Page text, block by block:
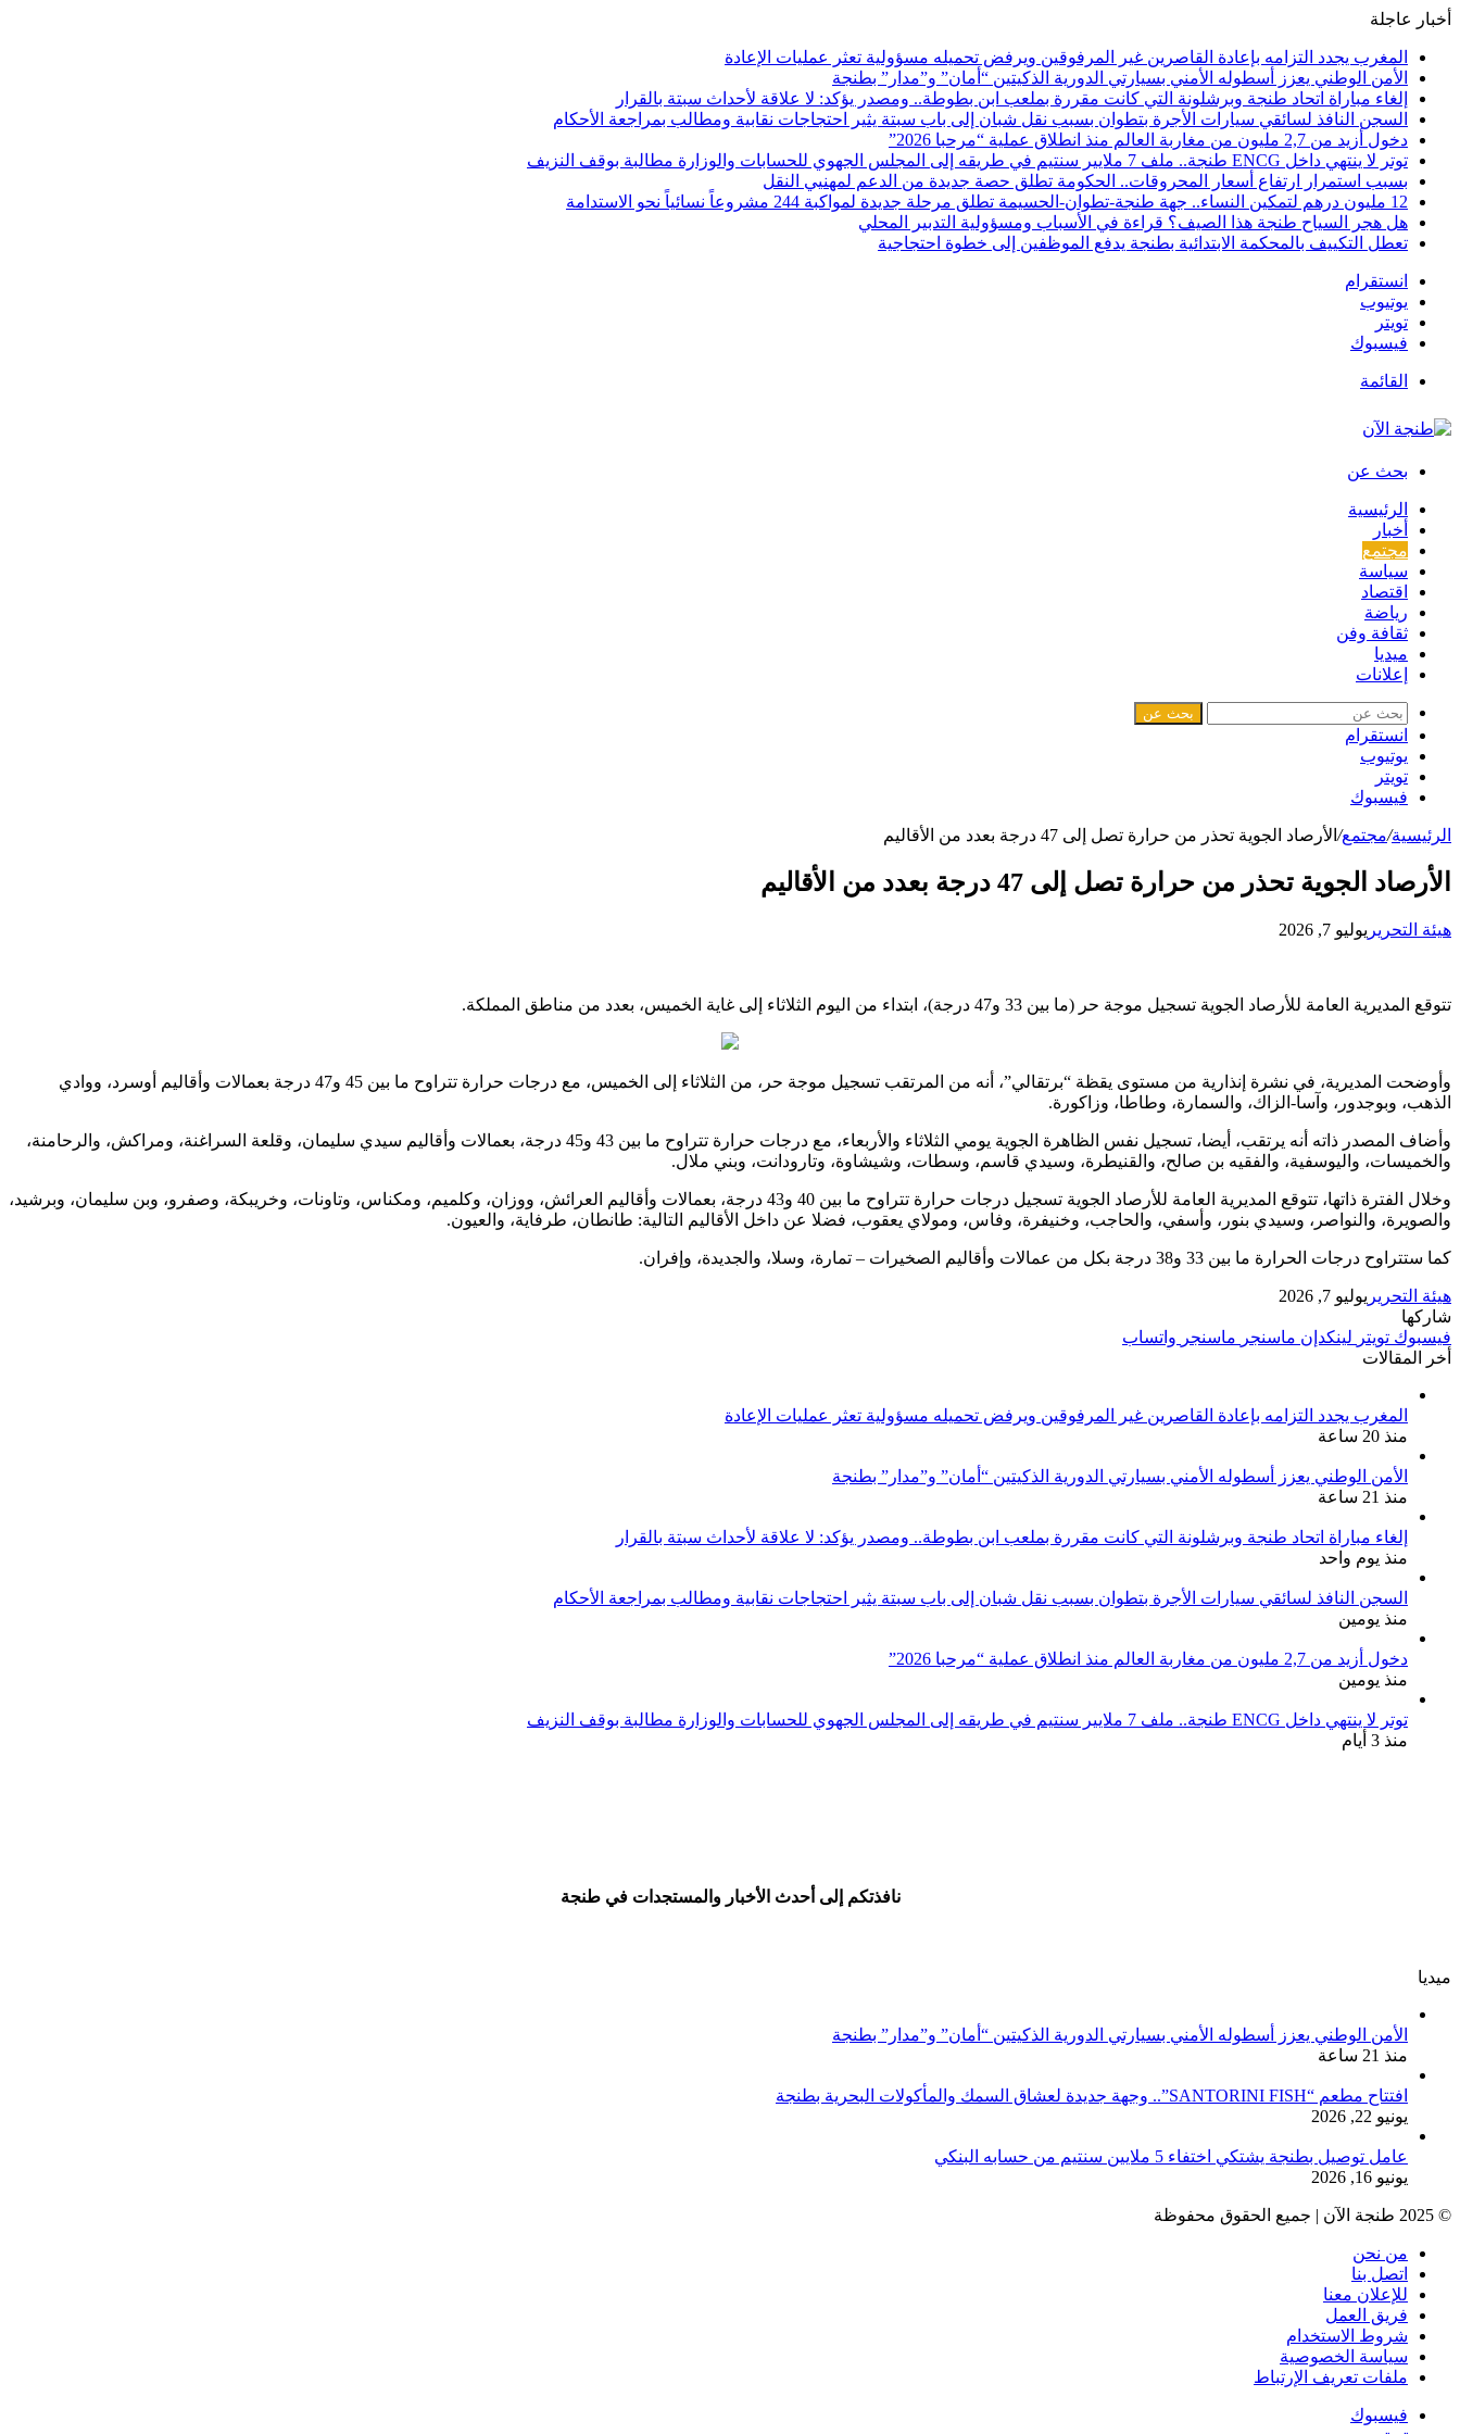
أخبار عاجلة
المغرب يجدد التزامه بإعادة القاصرين غير المرفوقين ويرفض تحميله مسؤولية تعثر عمليات الإعادة
الأمن الوطني يعزز أسطوله الأمني بسيارتي الدورية الذكيتين “أمان” و”مدار” بطنجة
إلغاء مباراة اتحاد طنجة وبرشلونة التي كانت مقررة بملعب ابن بطوطة.. ومصدر يؤكد: لا علاقة لأحداث سبتة بالقرار
السجن النافذ لسائقي سيارات الأجرة بتطوان بسبب نقل شبان إلى باب سبتة يثير احتجاجات نقابية ومطالب بمراجعة الأحكام
دخول أزيد من 2,7 مليون من مغاربة العالم منذ انطلاق عملية “مرحبا 2026”
توتر لا ينتهي داخل ENCG طنجة.. ملف 7 ملايير سنتيم في طريقه إلى المجلس الجهوي للحسابات والوزارة مطالبة بوقف النزيف
بسبب استمرار ارتفاع أسعار المحروقات.. الحكومة تطلق حصة جديدة من الدعم لمهنيي النقل
12 مليون درهم لتمكين النساء.. جهة طنجة-تطوان-الحسيمة تطلق مرحلة جديدة لمواكبة 244 مشروعاً نسائياً نحو الاستدامة
هل هجر السياح طنجة هذا الصيف؟ قراءة في الأسباب ومسؤولية التدبير المحلي
تعطل التكييف بالمحكمة الابتدائية بطنجة يدفع الموظفين إلى خطوة احتجاجية
انستقرام
يوتيوب
تويتر
فيسبوك
القائمة
بحث عن
الرئيسية
أخبار
مجتمع
سياسة
اقتصاد
رياضة
ثقافة وفن
ميديا
إعلانات
بحث عن
انستقرام
يوتيوب
تويتر
فيسبوك
الرئيسية/مجتمع/ الأرصاد الجوية تحذر من حرارة تصل إلى 47 درجة بعدد من الأقاليم
الأرصاد الجوية تحذر من حرارة تصل إلى 47 درجة بعدد من الأقاليم
هيئة التحرير يوليو 7, 2026
تتوقع المديرية العامة للأرصاد الجوية تسجيل موجة حر (ما بين 33 و47 درجة)، ابتداء من اليوم الثلاثاء إلى غاية الخميس، بعدد من مناطق المملكة.
وأوضحت المديرية، في نشرة إنذارية من مستوى يقظة “برتقالي”، أنه من المرتقب تسجيل موجة حر، من الثلاثاء إلى الخميس، مع درجات حرارة تتراوح ما بين 45 و47 درجة بعمالات وأقاليم أوسرد، ووادي
الذهب، وبوجدور، وآسا-الزاك، والسمارة، وطاطا، وزاكورة.
وأضاف المصدر ذاته أنه يرتقب، أيضا، تسجيل نفس الظاهرة الجوية يومي الثلاثاء والأربعاء، مع درجات حرارة تتراوح ما بين 43 و45 درجة، بعمالات وأقاليم سيدي سليمان، وقلعة السراغنة، ومراكش، والرحامنة،
والخميسات، واليوسفية، والفقيه بن صالح، والقنيطرة، وسيدي قاسم، وسطات، وشيشاوة، وتارودانت، وبني ملال.
وخلال الفترة ذاتها، تتوقع المديرية العامة للأرصاد الجوية تسجيل درجات حرارة تتراوح ما بين 40 و43 درجة، بعمالات وأقاليم العرائش، ووزان، وكلميم، ومكناس، وتاونات، وخريبكة، وصفرو، وبن سليمان، وبرشيد،
والصويرة، والنواصر، وسيدي بنور، وأسفي، والحاجب، وخنيفرة، وفاس، ومولاي يعقوب، فضلا عن داخل الأقاليم التالية: طانطان، طرفاية، والعيون.
كما ستتراوح درجات الحرارة ما بين 33 و38 درجة بكل من عمالات وأقاليم الصخيرات – تمارة، وسلا، والجديدة، وإفران.
هيئة التحرير يوليو 7, 2026
شاركها
فيسبوك تويتر لينكدإن ماسنجر ماسنجر واتساب
أخر المقالات
المغرب يجدد التزامه بإعادة القاصرين غير المرفوقين ويرفض تحميله مسؤولية تعثر عمليات الإعادة
منذ 20 ساعة
الأمن الوطني يعزز أسطوله الأمني بسيارتي الدورية الذكيتين “أمان” و”مدار” بطنجة
منذ 21 ساعة
إلغاء مباراة اتحاد طنجة وبرشلونة التي كانت مقررة بملعب ابن بطوطة.. ومصدر يؤكد: لا علاقة لأحداث سبتة بالقرار
منذ يوم واحد
السجن النافذ لسائقي سيارات الأجرة بتطوان بسبب نقل شبان إلى باب سبتة يثير احتجاجات نقابية ومطالب بمراجعة الأحكام
منذ يومين
دخول أزيد من 2,7 مليون من مغاربة العالم منذ انطلاق عملية “مرحبا 2026”
منذ يومين
توتر لا ينتهي داخل ENCG طنجة.. ملف 7 ملايير سنتيم في طريقه إلى المجلس الجهوي للحسابات والوزارة مطالبة بوقف النزيف
منذ 3 أيام
نافذتكم إلى أحدث الأخبار والمستجدات في طنجة
ميديا
الأمن الوطني يعزز أسطوله الأمني بسيارتي الدورية الذكيتين “أمان” و”مدار” بطنجة
منذ 21 ساعة
افتتاح مطعم “SANTORINI FISH”.. وجهة جديدة لعشاق السمك والمأكولات البحرية بطنجة
يونيو 22, 2026
عامل توصيل بطنجة يشتكي اختفاء 5 ملايين سنتيم من حسابه البنكي
يونيو 16, 2026
© 2025 طنجة الآن | جميع الحقوق محفوظة
من نحن
اتصل بنا
للإعلان معنا
فريق العمل
شروط الاستخدام
سياسة الخصوصية
ملفات تعريف الإرتباط
فيسبوك